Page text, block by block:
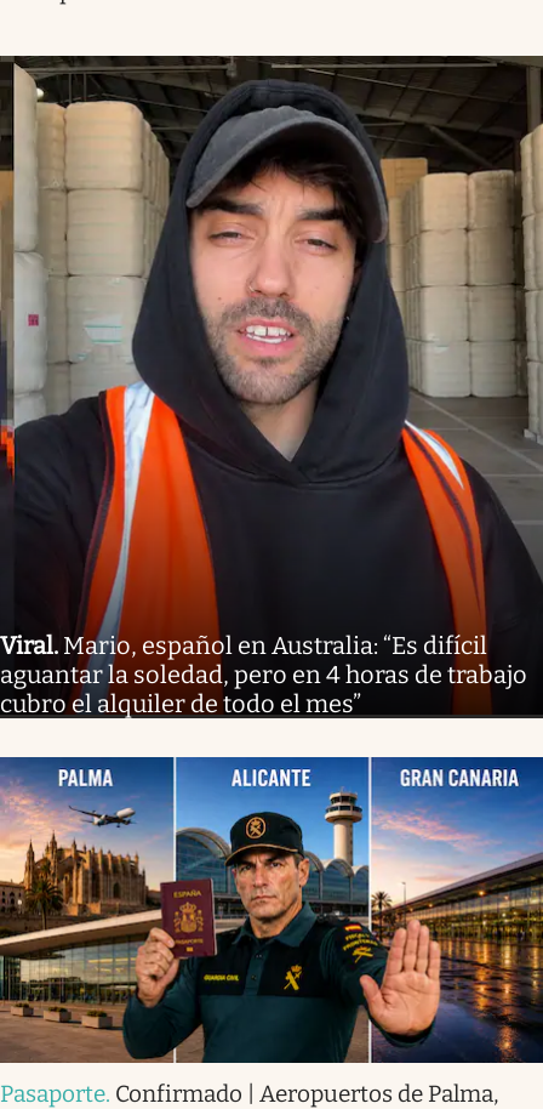
Viral. Mario, español en Australia: “Es difícil
aguantar la soledad, pero en 4 horas de trabajo
cubro el alquiler de todo el mes”
Pasaporte. Confirmado | Aeropuertos de Palma,